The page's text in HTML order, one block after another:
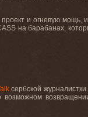
и огневую мощь,
на барабанах,
сербской
возможном